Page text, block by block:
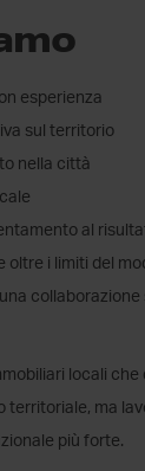
esperienza
sul territorio
nella città
al
oltre i limiti del
collaborazione
locali che
territoriale, ma
più forte.